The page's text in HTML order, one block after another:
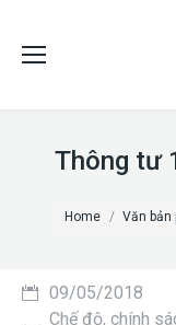
Thông tư
Home Văn bản
09/05/2018
Chế độ, chính